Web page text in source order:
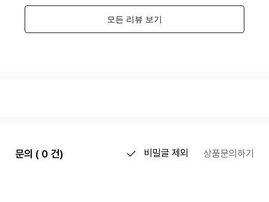
문의 ( 0 건) 비밀글 제외 상품문의하기